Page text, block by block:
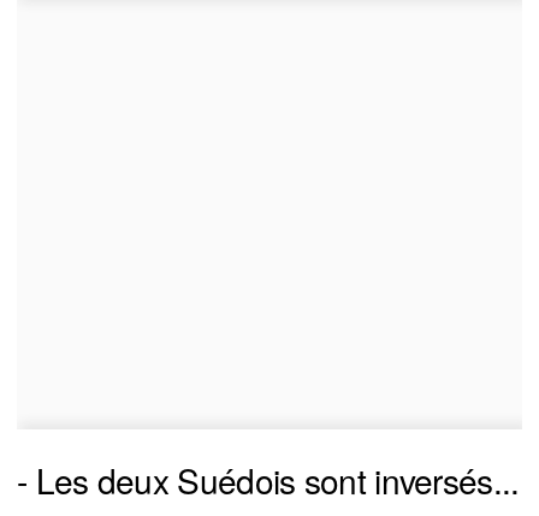
- Les deux Suédois sont inversés...